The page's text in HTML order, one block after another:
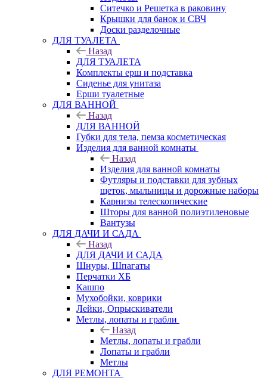
Ситечко и Решетка в раковину
Крышки для банок и СВЧ
Доски разделочные
ДЛЯ ТУАЛЕТА
Назад
ДЛЯ ТУАЛЕТА
Комплекты ерш и подставка
Сиденье для унитаза
Ерши туалетные
ДЛЯ ВАННОЙ
Назад
ДЛЯ ВАННОЙ
Губки для тела, пемза косметическая
Изделия для ванной комнаты
Назад
Изделия для ванной комнаты
Футляры и подставки для зубных
щеток, мыльницы и дорожные наборы
Карнизы телескопические
Шторы для ванной полиэтиленовые
Вантузы
ДЛЯ ДАЧИ И САДА
Назад
ДЛЯ ДАЧИ И САДА
Шнуры, Шпагаты
Перчатки ХБ
Кашпо
Мухобойки, коврики
Лейки, Опрыскиватели
Метлы, лопаты и грабли
Назад
Метлы, лопаты и грабли
Лопаты и грабли
Метлы
ДЛЯ РЕМОНТА